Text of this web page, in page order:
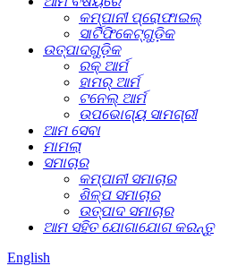
କମ୍ପାନୀ ପ୍ରୋଫାଇଲ୍
ସାର୍ଟିଫିକେଟ୍‌ଗୁଡ଼ିକ
ଉତ୍ପାଦଗୁଡ଼ିକ
ରକ୍ ଆର୍ମ
ହାମର୍ ଆର୍ମ
ଟନେଲ୍‌ ଆର୍ମ
ଉପଭୋଗ୍ୟ ସାମଗ୍ରୀ
ଆମ ସେବା
ମାମଲା
ସମାଚାର
କମ୍ପାନୀ ସମାଚାର
ଶିଳ୍ପ ସମାଚାର
ଉତ୍ପାଦ ସମାଚାର
ଆମ ସହିତ ଯୋଗାଯୋଗ କରନ୍ତୁ
English